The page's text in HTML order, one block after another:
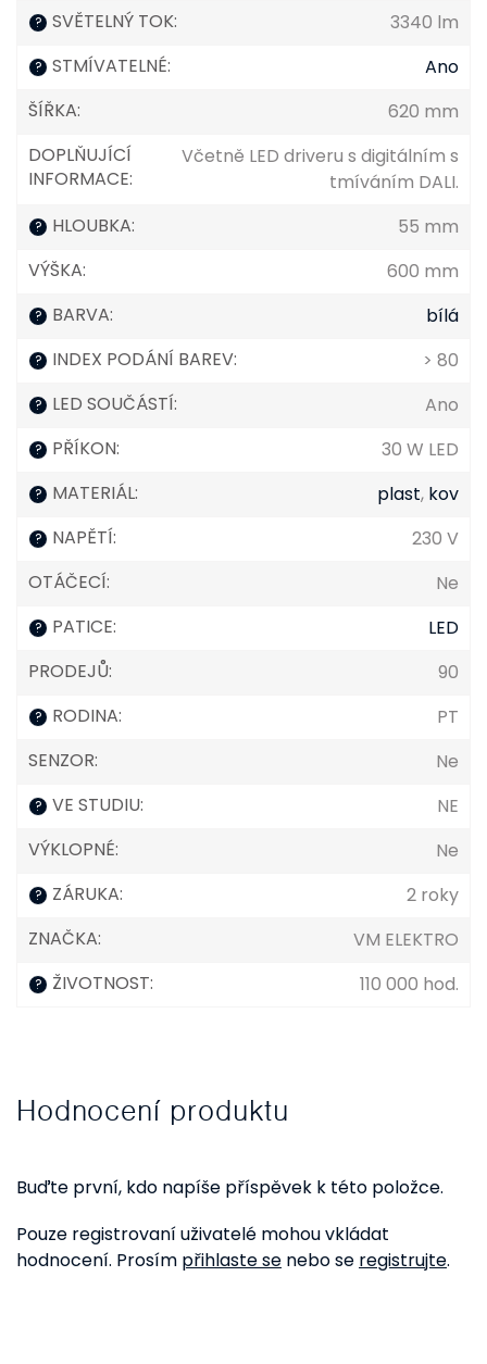
? SVĚTELNÝ TOK: 3340 lm
? STMÍVATELNÉ:
Ano
ŠÍŘKA:
620 mm
DOPLŇUJÍCÍ
INFORMACE:
Včetně LED driveru s digitálním s
tmíváním DALI.
? HLOUBKA:
55 mm
VÝŠKA: 600 mm
? BARVA: bílá
? INDEX PODÁNÍ BAREV: > 80
? LED SOUČÁSTÍ: Ano
? PŘÍKON: 30 W LED
? MATERIÁL: plast, kov
? NAPĚTÍ:
230 V
OTÁČECÍ: Ne
? PATICE:
LED
PRODEJŮ: 90
? RODINA:
PT
SENZOR: Ne
? VE STUDIU:
NE
VÝKLOPNÉ: Ne
? ZÁRUKA:
2 roky
ZNAČKA: VM ELEKTRO
? ŽIVOTNOST: 110 000 hod.
Hodnocení produktu
Buďte první, kdo napíše příspěvek k této položce.
Pouze registrovaní uživatelé mohou vkládat
hodnocení. Prosím přihlaste se nebo se registrujte.